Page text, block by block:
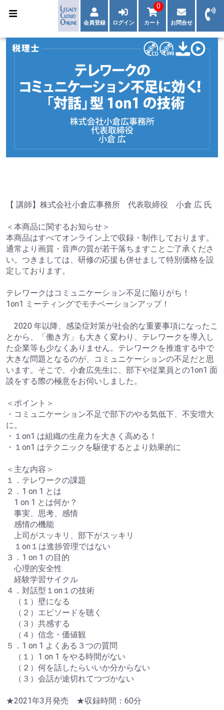
会員登録 ログイン カート
0
お問合せ
【 講師】株式会社小倉広事務所 代表取締役 小倉 広 氏
＜本商品に関するお知らせ＞
本商品はすべてオンライン上で収録・制作しております。
通常より画質・音声の質が若干落ちますことご了承くださ
い。つきましては、研修の応援も併せまして特別価格を設
定しております。
テレワークはコミュニケーション不足に陥りがち！
1on1 ミーティングでモチベーションアップ！
2020 年以降、感染症対策が社会的な重要事項になったこ
とから、「働き方」も大きく変わり、テレワークを導入し
た企業等も少なくありません。テレワークを推進する中で
大きな問題となるのが、コミュニケーションの不足だと思
います。そこで、小倉広先生に、部下や従業員との1on1 面
談をする際の極意をお伺いしました。
＜ポイント＞
・コミュニケーション不足で部下のやる気低下、不安増大
に。
・１on1 は組織の生産力を大きく高める！
・１on1 はテクニックを駆使するとより効果的に
＜主な内容＞
１．テレワークの課題
２．1 on 1 とは
1 on 1 とは何か？
事実、思考、感情
感情の機能
上司がスッキリ、部下がスッキリ
１on１は進捗管理ではない
３．1 on 1 の目的
心理的安全性
経験学習サイクル
４．対話型１on１の技術
（１）壁になる
（２）エピソードを聴く
（３）共感する
（４）信念・価値観
５．1 on 1 よくある３つの質問
（１）1 on 1 をやる時間がない
（２）何を話したらいいか分からない
（３）会話が途切れてつづかない
★2021年3月発売 ★収録時間：60分